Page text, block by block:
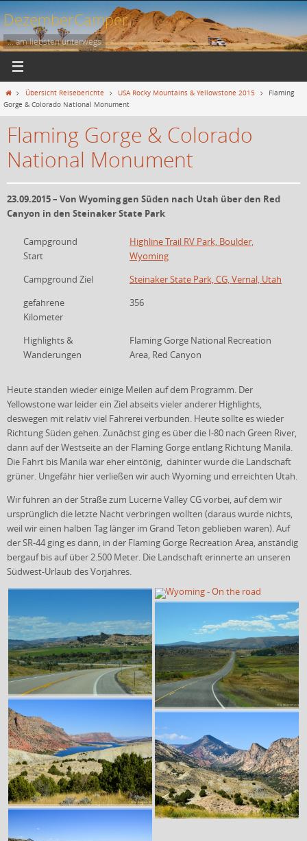
Zum
Inhalt
springen
DezemberCamper
... am liebsten unterwegs
StartÜbersicht Reiseberichte USA Rocky Mountains & Yellowstone 2015
Flaming
Gorge & Colorado National Monument
Flaming Gorge & Colorado
National Monument
23.09.2015 – Von Wyoming gen Süden nach Utah über den Red
Canyon in den Steinaker State Park
Campground
Start
Highline Trail RV Park, Boulder,
Wyoming
Campground Ziel
Steinaker State Park, CG, Vernal, Utah
gefahrene
Kilometer
356
Highlights &
Wanderungen
Flaming Gorge National Recreation
Area, Red Canyon
Heute standen wieder einige Meilen auf dem Programm. Der
Yellowstone war leider ein Ziel abseits vieler anderer Highlights,
deswegen mit relativ viel Fahrerei verbunden. Heute sollte es wieder
Richtung Süden gehen. Zunächst ging es über die I-80 nach Green River,
dann auf der Westseite an der Flaming Gorge entlang Richtung Manila.
Die Fahrt bis Manila war eher eintönig, dahinter wurde die Landschaft
grüner. Ungefähr hier verließen wir auch Wyoming und erreichten Utah.
Wir fuhren an der Straße zum Lucerne Valley CG vorbei, auf dem wir
ursprünglich die letzte Nacht verbringen wollten (daraus wurde nichts,
weil wir einen halben Tag länger im Grand Teton geblieben waren). Auf
der SR-44 ging es dann, in der Flaming Gorge Recreation Area, anständig
bergauf bis auf über 2.500 Meter. Die Landschaft erinnerte an unseren
Südwest-Urlaub des Vorjahres.